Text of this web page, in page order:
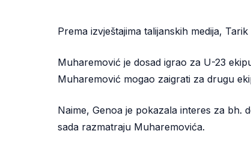
Prema izvještajima talijanskih medija,
Muharemović je dosad igrao za U-23
Muharemović mogao zaigrati za drugu
Naime, Genoa je pokazala interes za bh.
sada razmatraju Muharemovića.